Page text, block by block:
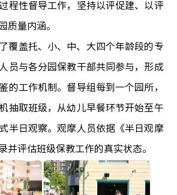
程性督导工作，坚持以评促建、以评
质量内涵。
覆盖托、小、中、大四个年龄段的专
员与各分园保教干部共同参与，形成
的工作机制。督导组每到一个园所，
抽取班级，从幼儿早餐环节开始至午
半日观察。观摩人员依据《半日观摩
并评估班级保教工作的真实状态。